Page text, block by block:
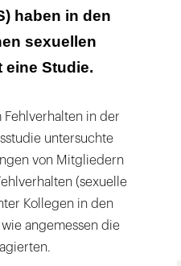
haben in den
sexuellen
eine Studie.
in der
untersuchte
von Mitgliedern
(sexuelle
Kollegen in den
angemessen die